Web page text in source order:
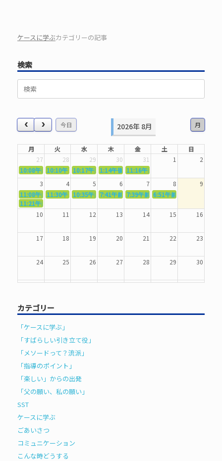
ケースに学ぶカテゴリーの記事
検索
今日 月
2026年 8月
月 火 水 木 金 土
日
27
28 29 30 31 1
2
10:08午前
5362．～国語力を〜
10:10午前5363．～自信を〜
10:17午前 5364．～信じて待つ〜
1:14午後 5365．～計画的に〜
11:16午前
3
4 5 6 7 8
9
11:08午前
5367．～機能を育てる〜
11:30午前5369．～歌唱造形〜
10:35午前 5370．～バランスを〜
7:41午前 5371．～漢字学習〜
7:39午前 5372．～一歩引く〜
6:51午前
11:21午前
10
11 12 13 14 15 16
17 18 19 20 21 22 23
24 25 26 27 28 29 30
31 1 2 3 4 5 6
カテゴリー
「ケースに学ぶ」
「すばらしい引き立て役」
「メソードって？流派」
「指導のポイント」
「楽しい」からの出発
「父の願い、私の願い」
SST
ケースに学ぶ
ごあいさつ
コミュニケーション
こんな時どうする